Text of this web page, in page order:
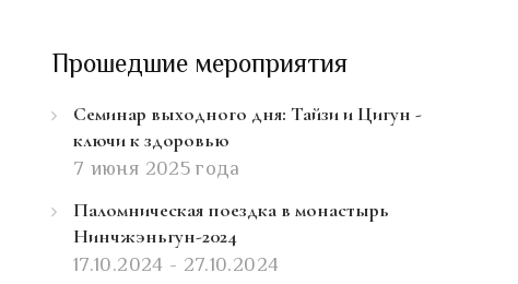
Прошедшие мероприятия
Семинар выходного дня: Тайзи и Цигун -
ключи к здоровью
7 июня 2025 года
Паломническая поездка в монастырь
Нинчжэньгун-2024
17.10.2024 - 27.10.2024